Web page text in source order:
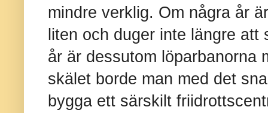
mindre verklig. Om några år
liten och duger inte längre
år är dessutom löparbanorna
skälet borde man med det
bygga ett särskilt